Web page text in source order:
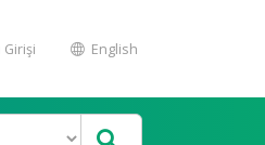
Girişi English